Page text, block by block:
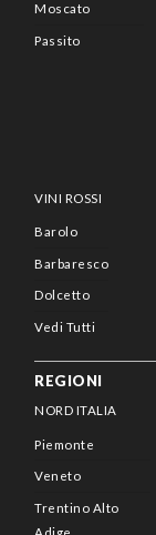
Moscato
Passito
VINI ROSSI
Barolo
Barbaresco
Dolcetto
Vedi Tutti
REGIONI
NORD ITALIA
Piemonte
Veneto
Trentino Alto
Adige